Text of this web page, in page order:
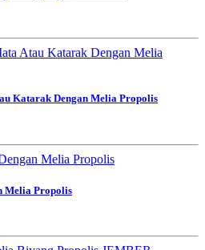
Katarak Dengan Melia Propolis
Melia Propolis